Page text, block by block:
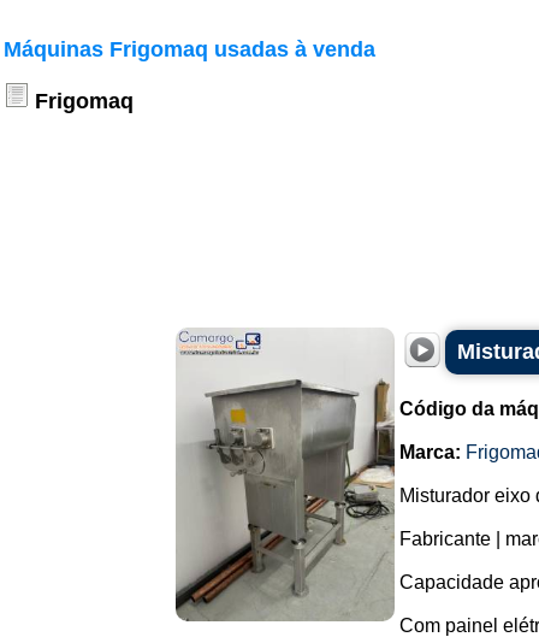
Máquinas Frigomaq usadas à venda
Frigomaq
Código da
Marca:
Misturador eixo
Fabricante |
Capacidade
Com painel